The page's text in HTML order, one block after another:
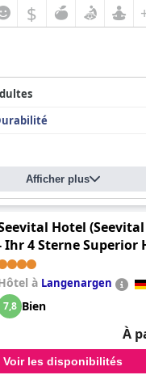
$
Afficher plus
Hotel (Seevital
Ihr 4 Sterne Superior
am See)
à Langenargen
7,8 Bien
À
Voir les disponibilités